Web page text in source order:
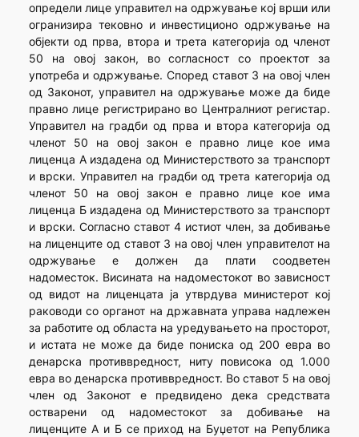
определи лице управител на одржување кој врши или
огранизира тековно и инвестиционо одржување на
објекти од прва, втора и трета категорија од членот
50 на овој закон, во согласност со проектот за
употреба и одржување. Според ставот 3 на овој член
од Законот, управител на одржување може да биде
правно лице регистрирано во Централниот регистар.
Управител на градби од прва и втора категорија од
членот 50 на овој закон е правно лице кое има
лиценца А издадена од Министерството за транспорт
и врски. Управител на градби од трета категорија од
членот 50 на овој закон е правно лице кое има
лиценца Б издадена од Министерството за транспорт
и врски. Согласно ставот 4 истиот член, за добивање
на лиценците од ставот 3 на овој член управителот на
одржување е должен да плати соодветен
надоместок. Висината на надоместокот во зависност
од видот на лиценцата ја утврдува министерот кој
раководи со органот на државната управа надлежен
за работите од областа на уредувањето на просторот,
и истата не може да биде пониска од 200 евра во
денарска противвредност, ниту повисока од 1.000
евра во денарска противвредност. Во ставот 5 на овој
член од Законот е предвидено дека средствата
остварени од надоместокот за добивање на
лиценците А и Б се приход на Буџетот на Република